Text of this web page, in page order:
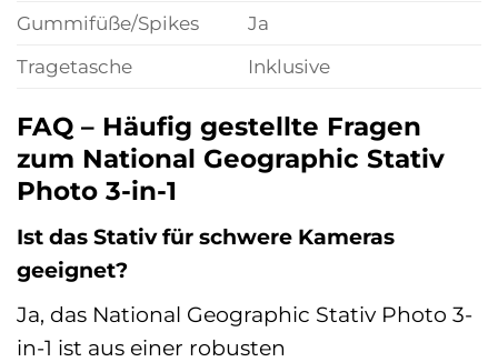
Gummifüße/Spikes
Ja
Tragetasche
Inklusive
FAQ – Häufig gestellte Fragen
zum National Geographic Stativ
Photo 3-in-1
Ist das Stativ für schwere Kameras
geeignet?
Ja, das National Geographic Stativ Photo 3-
in-1 ist aus einer robusten